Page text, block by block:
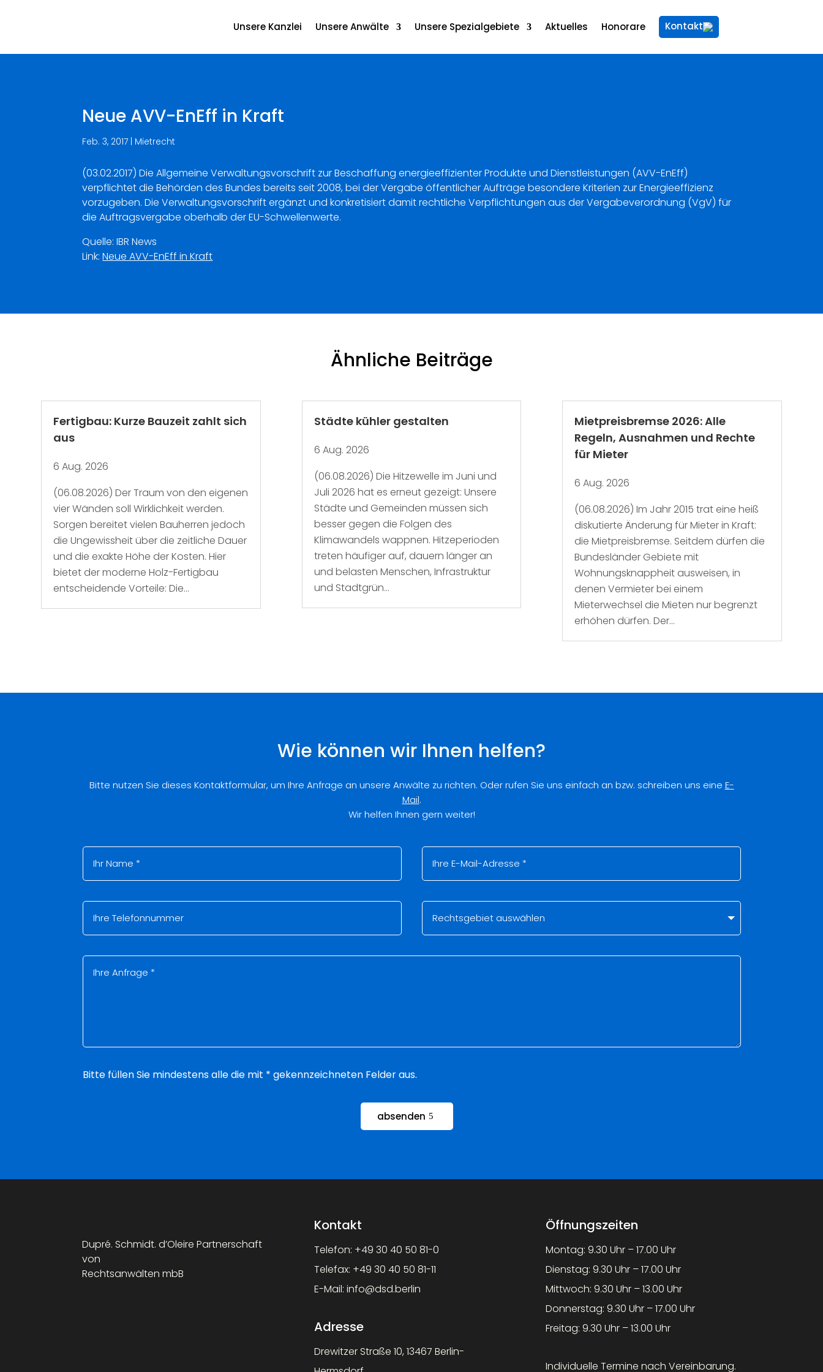
Unsere Kanzlei Unsere Anwälte Unsere Spezialgebiete Aktuelles Honorare Kontakt
Neue AVV-EnEff in Kraft
Feb. 3, 2017 | Mietrecht
(03.02.2017) Die Allgemeine Verwaltungsvorschrift zur Beschaffung energieeffizienter Produkte und Dienstleistungen (AVV-EnEff)
verpflichtet die Behörden des Bundes bereits seit 2008, bei der Vergabe öffentlicher Aufträge besondere Kriterien zur Energieeffizienz
vorzugeben. Die Verwaltungsvorschrift ergänzt und konkretisiert damit rechtliche Verpflichtungen aus der Vergabeverordnung (VgV) für
die Auftragsvergabe oberhalb der EU-Schwellenwerte.
Quelle: IBR News
Link:Neue AVV-EnEff in Kraft
Ähnliche Beiträge
Fertigbau: Kurze Bauzeit zahlt sich
aus
6 Aug. 2026
(06.08.2026) Der Traum von den eigenen
vier Wänden soll Wirklichkeit werden.
Sorgen bereitet vielen Bauherren jedoch
die Ungewissheit über die zeitliche Dauer
und die exakte Höhe der Kosten. Hier
bietet der moderne Holz-Fertigbau
entscheidende Vorteile: Die...
Städte kühler gestalten
6 Aug. 2026
(06.08.2026) Die Hitzewelle im Juni und
Juli 2026 hat es erneut gezeigt: Unsere
Städte und Gemeinden müssen sich
besser gegen die Folgen des
Klimawandels wappnen. Hitzeperioden
treten häufiger auf, dauern länger an
und belasten Menschen, Infrastruktur
und Stadtgrün...
Mietpreisbremse 2026: Alle
Regeln, Ausnahmen und Rechte
für Mieter
6 Aug. 2026
(06.08.2026) Im Jahr 2015 trat eine heiß
diskutierte Änderung für Mieter in Kraft:
die Mietpreisbremse. Seitdem dürfen die
Bundesländer Gebiete mit
Wohnungsknappheit ausweisen, in
denen Vermieter bei einem
Mieterwechsel die Mieten nur begrenzt
erhöhen dürfen. Der...
Wie können wir Ihnen helfen?
Bitte nutzen Sie dieses Kontaktformular, um Ihre Anfrage an unsere Anwälte zu richten. Oder rufen Sie uns einfach an bzw. schreiben uns eine E-
Mail.
Wir helfen Ihnen gern weiter!
Bitte füllen Sie mindestens alle die mit * gekennzeichneten Felder aus.
absenden
Dupré. Schmidt. d’Oleire Partnerschaft
von
Rechtsanwälten mbB
Kontakt
Telefon: +49 30 40 50 81-0
Telefax: +49 30 40 50 81-11
E-Mail: info@dsd.berlin
Adresse
Drewitzer Straße 10, 13467 Berlin-
Öffnungszeiten
Montag: 9.30 Uhr – 17.00 Uhr
Dienstag: 9.30 Uhr – 17.00 Uhr
Mittwoch: 9.30 Uhr – 13.00 Uhr
Donnerstag: 9.30 Uhr – 17.00 Uhr
Freitag: 9.30 Uhr – 13.00 Uhr
Individuelle Termine nach Vereinbarung.